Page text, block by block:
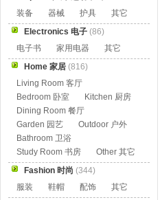
装备
器械 护具
其它
Electronics 电子 (86)
电子书
家用电器
其它
Home 家居 (816)
Living Room 客厅
Bedroom 卧室
Kitchen 厨房
Dining Room 餐厅
Garden 园艺
Outdoor 户外
Bathroom 卫浴
Study Room 书房
Other 其它
Fashion 时尚 (344)
服装
鞋帽 配饰
其它